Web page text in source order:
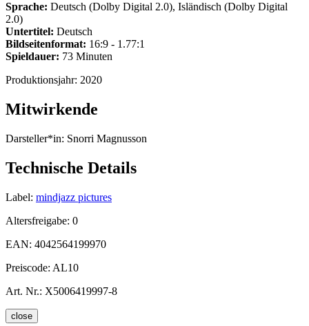
Sprache: Deutsch (Dolby Digital 2.0), Isländisch (Dolby Digital
2.0)
Untertitel: Deutsch
Bildseitenformat: 16:9 - 1.77:1
Spieldauer: 73 Minuten
Produktionsjahr: 2020
Mitwirkende
Darsteller*in: Snorri Magnusson
Technische Details
Label: mindjazz pictures
Altersfreigabe: 0
EAN: 4042564199970
Preiscode: AL10
Art. Nr.: X5006419997-8
close